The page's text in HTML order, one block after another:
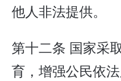
他人非法提供。
第十二条 国家采
育，增强公民依